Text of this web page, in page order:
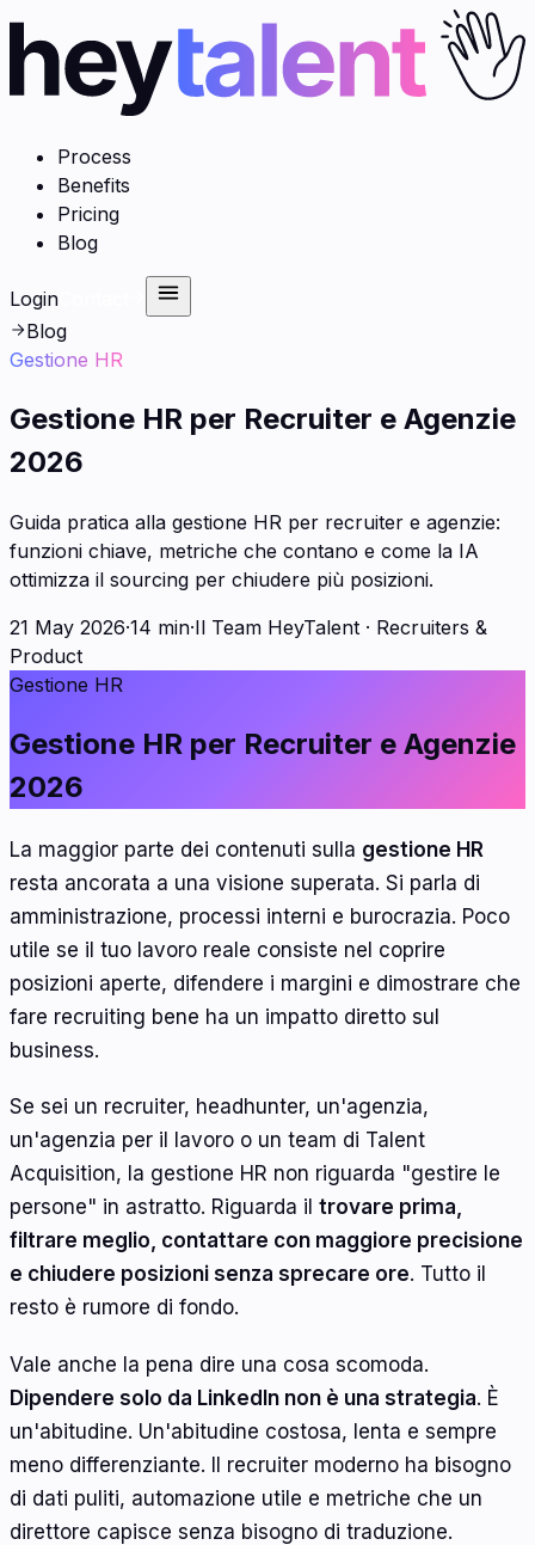
Process
Benefits
Pricing
Blog
Login
Blog
Gestione HR
Gestione HR per Recruiter e Agenzie
2026
Guida pratica alla gestione HR per recruiter e agenzie:
funzioni chiave, metriche che contano e come la IA
ottimizza il sourcing per chiudere più posizioni.
21 May 2026·14 min·Il Team HeyTalent · Recruiters &
Product
Gestione HR
Gestione HR per Recruiter e Agenzie
2026
La maggior parte dei contenuti sulla gestione HR
resta ancorata a una visione superata. Si parla di
amministrazione, processi interni e burocrazia. Poco
utile se il tuo lavoro reale consiste nel coprire
posizioni aperte, difendere i margini e dimostrare che
fare recruiting bene ha un impatto diretto sul
business.
Se sei un recruiter, headhunter, un'agenzia,
un'agenzia per il lavoro o un team di Talent
Acquisition, la gestione HR non riguarda "gestire le
persone" in astratto. Riguarda il trovare prima,
filtrare meglio, contattare con maggiore precisione
e chiudere posizioni senza sprecare ore. Tutto il
resto è rumore di fondo.
Vale anche la pena dire una cosa scomoda.
Dipendere solo da LinkedIn non è una strategia. È
un'abitudine. Un'abitudine costosa, lenta e sempre
meno differenziante. Il recruiter moderno ha bisogno
di dati puliti, automazione utile e metriche che un
direttore capisce senza bisogno di traduzione.